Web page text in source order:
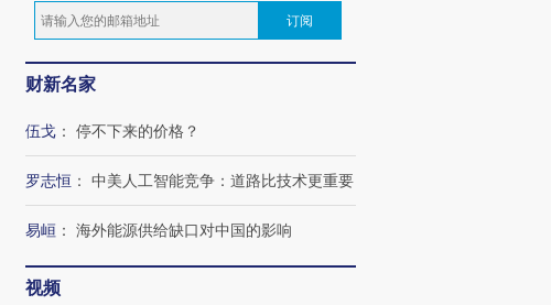
订阅
财新名家
伍戈 ： 停不下来的价格？
罗志恒 ： 中美人工智能竞争：道路比技术更重要
易峘 ： 海外能源供给缺口对中国的影响
视频